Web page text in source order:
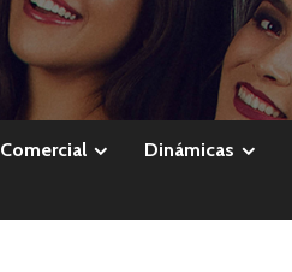
Comercial Dinámicas